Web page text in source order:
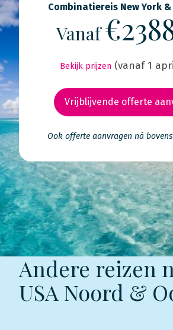
Combinatiereis New York &
Vanaf
Bekijk prijzen (vanaf 1
Vrijblijvende offerte
Ook offerte aanvragen ná
Andere reizen
USA Noord &